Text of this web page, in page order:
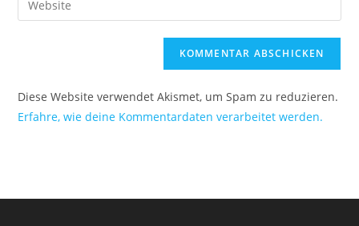
Diese Website verwendet Akismet, um Spam zu reduzieren.
Erfahre, wie deine Kommentardaten verarbeitet werden.